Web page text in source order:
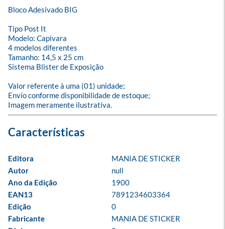
Bloco Adesivado BIG
Tipo Post It
Modelo: Capivara
4 modelos diferentes
Tamanho: 14,5 x 25 cm
Sistema Blister de Exposição
Valor referente à uma (01) unidade;
Envio conforme disponibilidade de estoque;
Imagem meramente ilustrativa.
Editora
MANIA DE STICKER
Autor
null
Ano da Edição
1900
EAN13
7891234603364
Edição
0
Fabricante
MANIA DE STICKER